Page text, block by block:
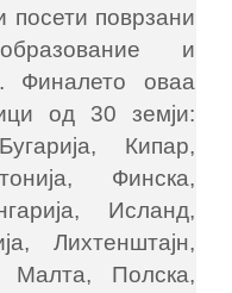
посети поврзани
и
Финалето оваа
од 30 земји:
Кипар,
Финска,
Исланд,
Лихтенштајн,
Малта, Полска,